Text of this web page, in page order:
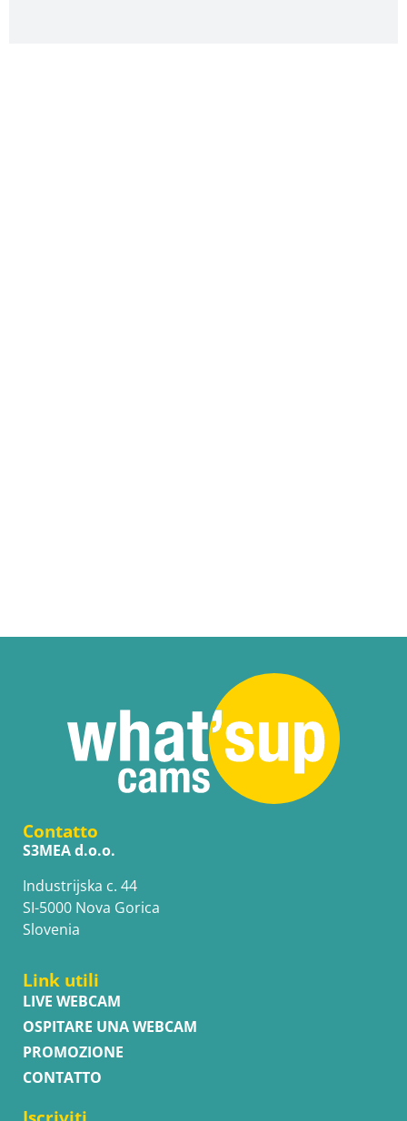
Contatto
S3MEA d.o.o.
Industrijska c. 44
SI-5000 Nova Gorica
Slovenia
Link utili
LIVE WEBCAM
OSPITARE UNA WEBCAM
PROMOZIONE
CONTATTO